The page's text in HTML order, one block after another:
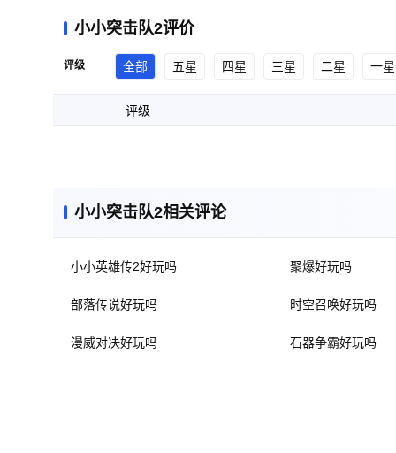
小小突击队2评价
评级 全部 五星 四星 三星 二星 一星
评级
小小突击队2相关评论
小小英雄传2好玩吗 聚爆好玩吗
部落传说好玩吗 时空召唤好玩吗
漫威对决好玩吗 石器争霸好玩吗